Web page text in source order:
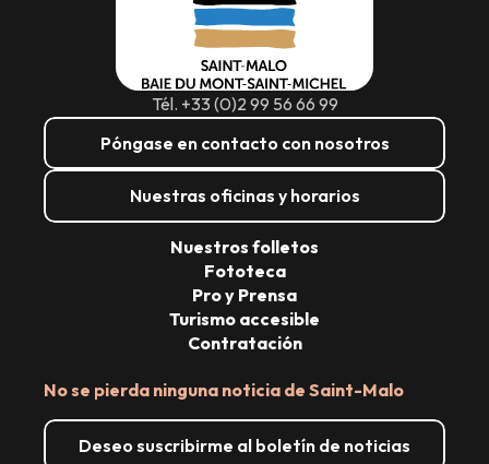
Tél. +33 (0)2 99 56 66 99
Póngase en contacto con nosotros
Nuestras oficinas y horarios
No se pierda ninguna noticia de Saint-Malo
Deseo suscribirme al boletín de noticias
Nuestros folletos
Fototeca
Pro y Prensa
Turismo accesible
Contratación